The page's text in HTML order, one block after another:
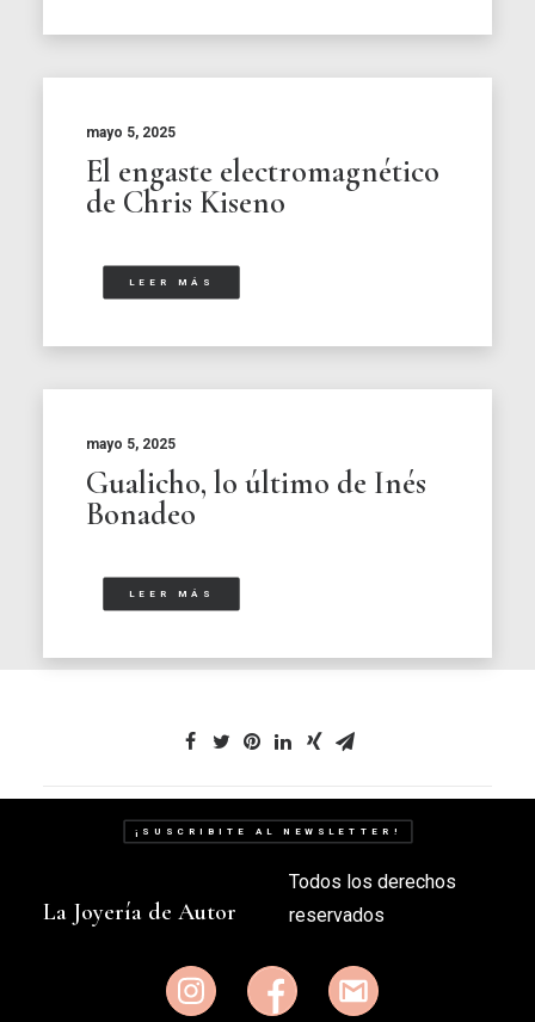
mayo 5, 2025
El engaste electromagnético
de Chris Kiseno
LEER MÁS
mayo 5, 2025
Gualicho, lo último de Inés
Bonadeo
LEER MÁS
¡SUSCRIBITE AL NEWSLETTER!
La Joyería de Autor
Todos los derechos
reservados